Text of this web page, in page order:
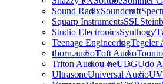
Sound RadixSoundcraft
Squarp InstrumentsSSL
Studio ElectronicsSynthogyT
Teenage EngineeringTegeler
thorn.audioToft Audio
Triton Audiou-heUDGUdo
UltrasoneUniversal Audio